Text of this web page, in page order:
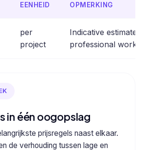
EENHEID OPMERKING
per
project
Indicative estimate
professional work.
in één oogopslag
prijsregels naast elkaar.
de verhouding tussen lage en